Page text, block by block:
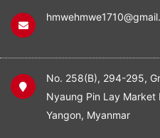
No. 258(B), 294-295,
Nyaung Pin Lay Market
Yangon, Myanmar